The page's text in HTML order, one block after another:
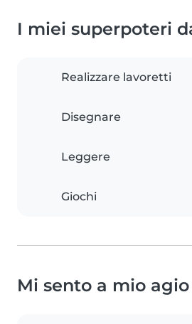
I miei superpoteri
Realizzare lavoretti
Disegnare
Leggere
Giochi
Mi sento a mio